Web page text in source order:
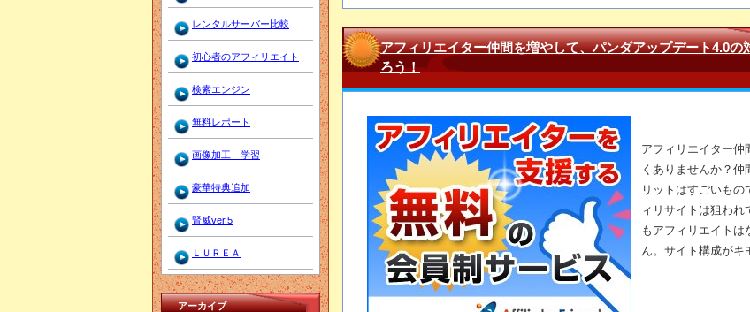
アフィリエイター仲間を増やして、パンダアップデート4.0の
ろう！
アフィリエイター仲
くありませんか？仲
リットはすごいもの
ィリサイトは狙われ
もアフィリエイトは
ん。サイト構成がキ
レンタルサーバー比較
初心者のアフィリエイト
検索エンジン
無料レポート
画像加工 学習
豪華特典追加
賢威ver.5
ＬＵＲＥＡ
アーカイブ